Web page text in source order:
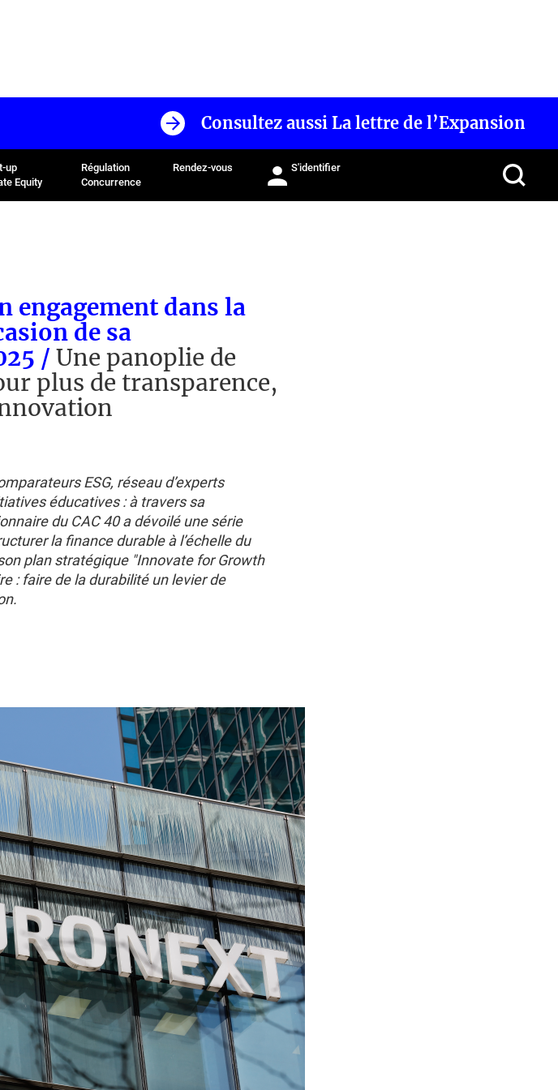
Consultez aussi La lettre de l’Expansion
up
Equity
Régulation
Concurrence
Rendez-vous S'identifier
engagement dans la
de sa
/ Une panoplie de
plus de transparence,
ESG, réseau d’experts
éducatives : à travers sa
du CAC 40 a dévoilé une série
la finance durable à l’échelle du
plan stratégique "Innovate for Growth
: faire de la durabilité un levier de